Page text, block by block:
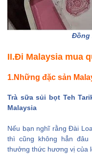
Đồng
II.Đi Malaysia mua
1.Những đặc sản
Trà sữa sủi bọt Teh
Malaysia
Nếu bạn nghĩ rằng Đài
thì cũng không hẳn
thưởng thức hương vị của